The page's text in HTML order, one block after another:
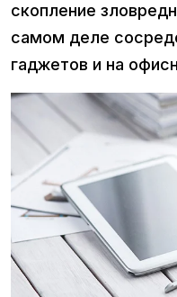
скопление
самом деле
гаджетов и на